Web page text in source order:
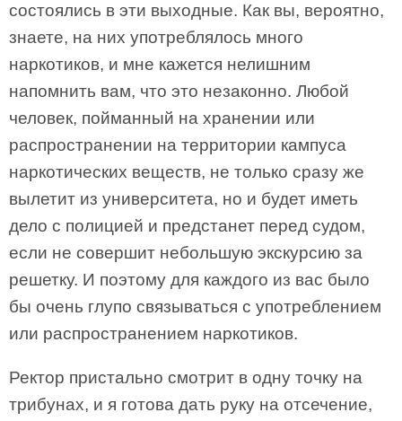
состоялись в эти выходные. Как вы, вероятно,
знаете, на них употреблялось много
наркотиков, и мне кажется нелишним
напомнить вам, что это незаконно. Любой
человек, пойманный на хранении или
распространении на территории кампуса
наркотических веществ, не только сразу же
вылетит из университета, но и будет иметь
дело с полицией и предстанет перед судом,
если не совершит небольшую экскурсию за
решетку. И поэтому для каждого из вас было
бы очень глупо связываться с употреблением
или распространением наркотиков.
Ректор пристально смотрит в одну точку на
трибунах, и я готова дать руку на отсечение,